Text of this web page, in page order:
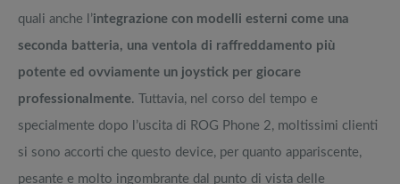
quali anche l’integrazione con modelli esterni come una
seconda batteria, una ventola di raffreddamento più
potente ed ovviamente un joystick per giocare
professionalmente. Tuttavia, nel corso del tempo e
specialmente dopo l’uscita di ROG Phone 2, moltissimi clienti
si sono accorti che questo device, per quanto appariscente,
pesante e molto ingombrante dal punto di vista delle